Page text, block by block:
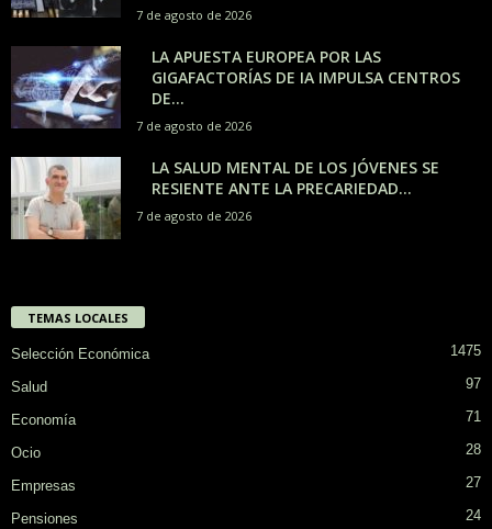
7 de agosto de 2026
LA APUESTA EUROPEA POR LAS
GIGAFACTORÍAS DE IA IMPULSA CENTROS
DE...
7 de agosto de 2026
LA SALUD MENTAL DE LOS JÓVENES SE
RESIENTE ANTE LA PRECARIEDAD...
7 de agosto de 2026
TEMAS LOCALES
Selección Económica 1475
Salud 97
Economía 71
Ocio 28
Empresas 27
Pensiones 24